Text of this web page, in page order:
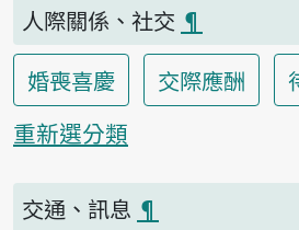
人際關係、社交 ¶
婚喪喜慶
交際應酬
重新選分類
交通、訊息 ¶